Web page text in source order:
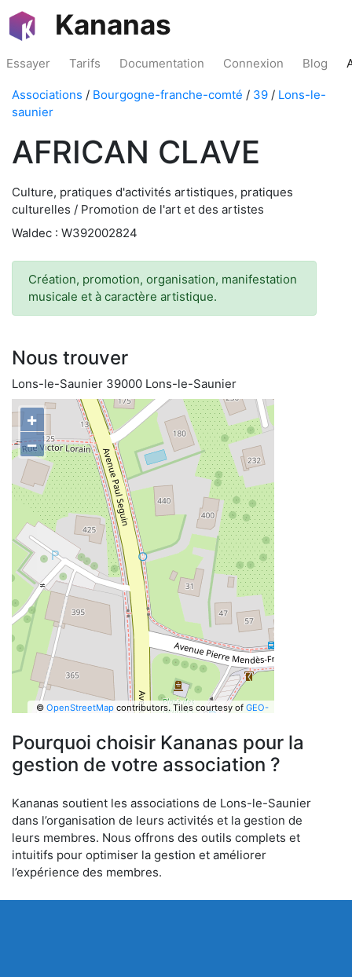
Kananas
Essayer Tarifs Documentation Connexion Blog
Associations / Bourgogne-franche-comté / 39 / Lons-le-
saunier
AFRICAN CLAVE
Culture, pratiques d'activités artistiques, pratiques
culturelles / Promotion de l'art et des artistes
Waldec : W392002824
Création, promotion, organisation, manifestation
musicale et à caractère artistique.
Nous trouver
Lons-le-Saunier 39000 Lons-le-Saunier
+
−
© OpenStreetMapcontributors. Tiles courtesy of GEO-
Pourquoi choisir Kananas pour la
gestion de votre association ?
Kananas soutient les associations de Lons-le-Saunier
dans l’organisation de leurs activités et la gestion de
leurs membres. Nous offrons des outils complets et
intuitifs pour optimiser la gestion et améliorer
l’expérience des membres.